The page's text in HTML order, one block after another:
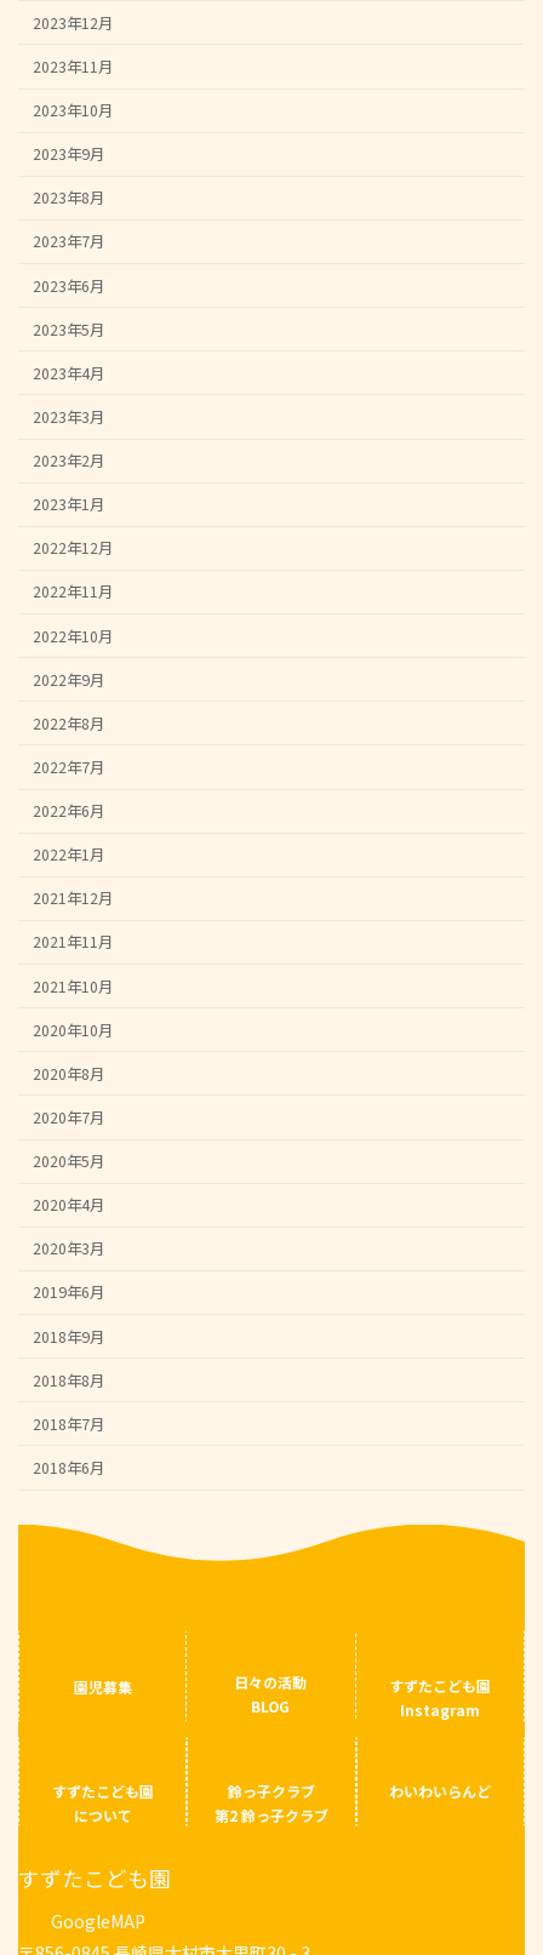
2023年12月
2023年11月
2023年10月
2023年9月
2023年8月
2023年7月
2023年6月
2023年5月
2023年4月
2023年3月
2023年2月
2023年1月
2022年12月
2022年11月
2022年10月
2022年9月
2022年8月
2022年7月
2022年6月
2022年1月
2021年12月
2021年11月
2021年10月
2020年10月
2020年8月
2020年7月
2020年5月
2020年4月
2020年3月
2019年6月
2018年9月
2018年8月
2018年7月
2018年6月
園児募集
日々の活動
BLOG
すずたこども園
Instagram
すずたこども園
について
鈴っ子クラブ
第2 鈴っ子クラブ
わいわいらんど
すずたこども園
GoogleMAP